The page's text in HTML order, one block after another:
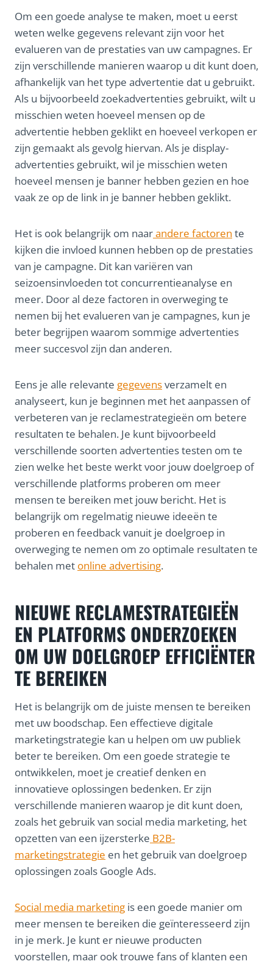
Om een goede analyse te maken, moet u eerst
weten welke gegevens relevant zijn voor het
evalueren van de prestaties van uw campagnes. Er
zijn verschillende manieren waarop u dit kunt doen,
afhankelijk van het type advertentie dat u gebruikt.
Als u bijvoorbeeld zoekadvertenties gebruikt, wilt u
misschien weten hoeveel mensen op de
advertentie hebben geklikt en hoeveel verkopen er
zijn gemaakt als gevolg hiervan. Als je display-
advertenties gebruikt, wil je misschien weten
hoeveel mensen je banner hebben gezien en hoe
vaak ze op de link in je banner hebben geklikt.
Het is ook belangrijk om naarandere factoren te
kijken die invloed kunnen hebben op de prestaties
van je campagne. Dit kan variëren van
seizoensinvloeden tot concurrentieanalyse en
meer. Door al deze factoren in overweging te
nemen bij het evalueren van je campagnes, kun je
beter begrijpen waarom sommige advertenties
meer succesvol zijn dan anderen.
Eens je alle relevante gegevensverzamelt en
analyseert, kun je beginnen met het aanpassen of
verbeteren van je reclamestrategieën om betere
resultaten te behalen. Je kunt bijvoorbeeld
verschillende soorten advertenties testen om te
zien welke het beste werkt voor jouw doelgroep of
verschillende platforms proberen om meer
mensen te bereiken met jouw bericht. Het is
belangrijk om regelmatig nieuwe ideeën te
proberen en feedback vanuit je doelgroep in
overweging te nemen om zo optimale resultaten te
behalen met online advertising.
NIEUWE RECLAMESTRATEGIEËN
EN PLATFORMS ONDERZOEKEN
OM UW DOELGROEP EFFICIËNTER
TE BEREIKEN
Het is belangrijk om de juiste mensen te bereiken
met uw boodschap. Een effectieve digitale
marketingstrategie kan u helpen om uw publiek
beter te bereiken. Om een goede strategie te
ontwikkelen, moet je creatief denken en
innovatieve oplossingen bedenken. Er zijn
verschillende manieren waarop je dit kunt doen,
zoals het gebruik van social media marketing, het
opzetten van een ijzersterke B2B-
marketingstrategie en het gebruik van doelgroep
oplossingen zoals Google Ads.
Social media marketing is een goede manier om
meer mensen te bereiken die geïnteresseerd zijn
in je merk. Je kunt er nieuwe producten
voorstellen, maar ook trouwe fans of klanten een